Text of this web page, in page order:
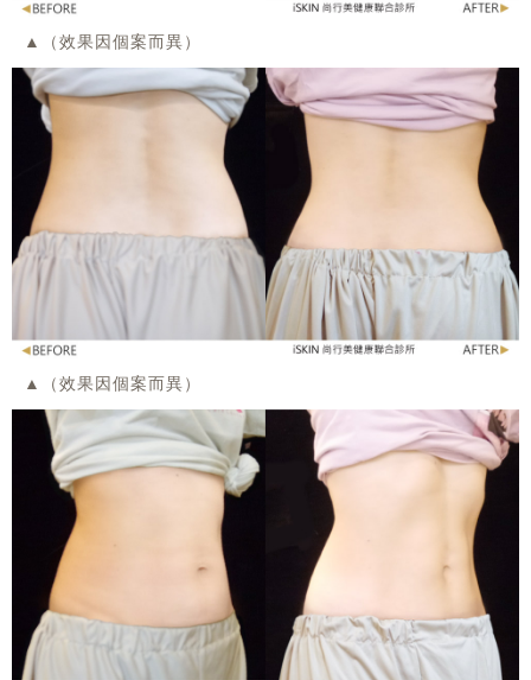
▲（效果因個案而異）
▲（效果因個案而異）